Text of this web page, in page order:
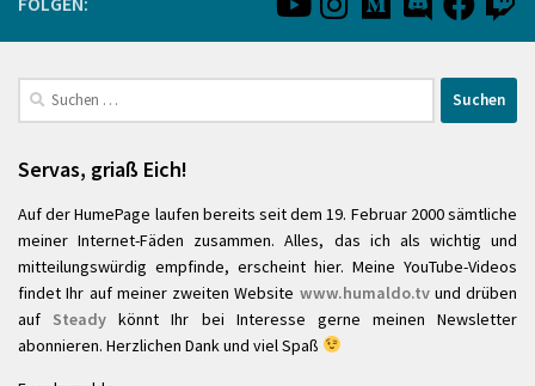
Suchen
nach:
Servas, griaß Eich!
Auf der HumePage laufen bereits seit dem 19. Februar 2000 sämtliche
meiner Internet-Fäden zusammen. Alles, das ich als wichtig und
mitteilungswürdig empfinde, erscheint hier. Meine YouTube-Videos
findet Ihr auf meiner zweiten Website www.humaldo.tvund drüben
auf Steady könnt Ihr bei Interesse gerne meinen Newsletter
abonnieren. Herzlichen Dank und viel Spaß